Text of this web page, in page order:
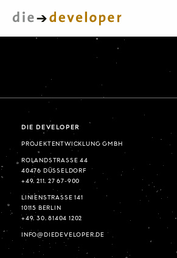
DIE DEVELOPER
PROJEKTENTWICKLUNG GMBH
ROLANDSTRASSE 44
40476 DÜSSELDORF
+49. 211. 27 67-900
LINIENSTRASSE 141
10115 BERLIN
+49. 30. 81404 1202
INFO@DIEDEVELOPER.DE